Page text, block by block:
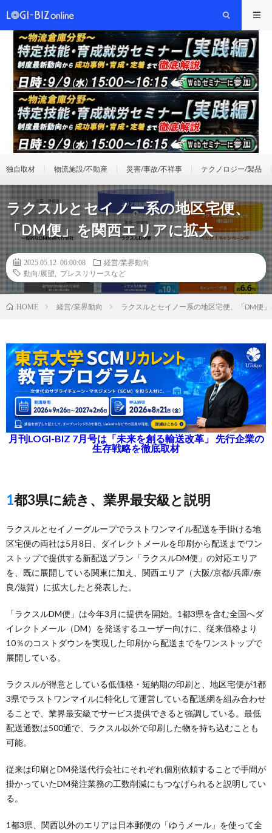
独自取材 物流施設/不動産 災害/事故/不祥事 テクノロジー/製品
ラクスルとセイノー系の地区宅便、
「DM便」を関西エリアに拡大
2025.05.12 06:00:08
経営/業界動向
動向/展望
プレスリリースなど
HOME 経営/業界動向 ラクスルとセイノー系の地区宅便、「DM便
月刊LOGI-BIZ 7月号は「未来を創る輸送改革」 先行企業の
生存戦略を徹底取材
1都3県に続き、業界最安級と説明
ラクスルとセイノーグループでラストワンマイル配送を手掛ける地
区宅便の両社は5月8日、ダイレクトメールを印刷から配送までワン
ストップで提供する新配送プラン「ラクスルDM便」の対応エリア
を、既に展開している関東に加え、関西エリア（大阪/京都/兵庫/奈
良/滋賀）に拡大したと発表した。
「ラクスルDM便」は今年3月に提供を開始。1都3県を含む全国へダ
イレクトメール（DM）を発送するユーザー向けに、従来価格より
10％のコストダウンを実現した印刷から配送までをワンストップで
展開している。
ラクスルが得意としている低価格・短納期の印刷と、地区宅便が1都
3県でラストワンマイルに特化して運営している配送網を組み合わせ
ることで、業界最安級でサービス提供できると強調している。最低
配送通数は500通で、ラクスル以外で印刷した物を持ち込むことも
可能。
従来は印刷とDM発送代行会社にそれぞれ個別依頼することで手間が
掛かっていたDM発注業務の工数削減にもつなげられると説明してい
る。
1都3県、関西以外のエリアは日本郵便の「ゆうメール」を使って全